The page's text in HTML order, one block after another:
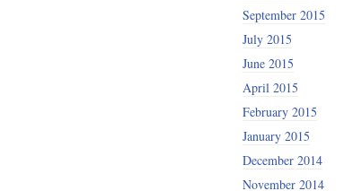
September 2015
July 2015
June 2015
April 2015
February 2015
January 2015
December 2014
November 2014